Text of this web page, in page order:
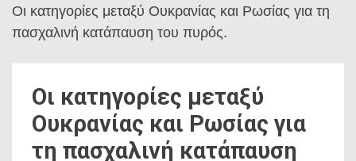
Οι κατηγορίες μεταξύ Ουκρανίας και Ρωσίας για τη
πασχαλινή κατάπαυση του πυρός.
Οι κατηγορίες μεταξύ
Ουκρανίας και Ρωσίας για
τη πασχαλινή κατάπαυση